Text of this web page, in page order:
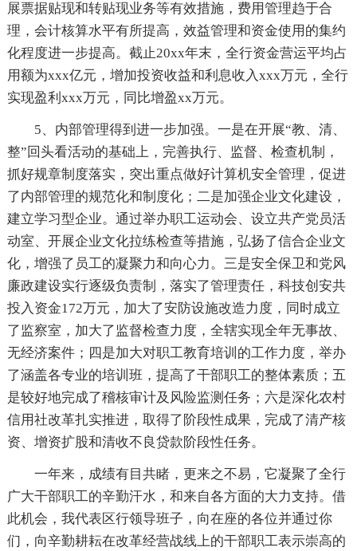
展票据贴现和转贴现业务等有效措施，费用管理趋于合
理，会计核算水平有所提高，效益管理和资金使用的集约
化程度进一步提高。截止20xx年末，全行资金营运平均占
用额为xxx亿元，增加投资收益和利息收入xxx万元，全行
实现盈利xxx万元，同比增盈xx万元。
5、内部管理得到进一步加强。一是在开展“教、清、
整”回头看活动的基础上，完善执行、监督、检查机制，
抓好规章制度落实，突出重点做好计算机安全管理，促进
了内部管理的规范化和制度化；二是加强企业文化建设，
建立学习型企业。通过举办职工运动会、设立共产党员活
动室、开展企业文化拉练检查等措施，弘扬了信合企业文
化，增强了员工的凝聚力和向心力。三是安全保卫和党风
廉政建设实行逐级负责制，落实了管理责任，科技创安共
投入资金172万元，加大了安防设施改造力度，同时成立
了监察室，加大了监督检查力度，全辖实现全年无事故、
无经济案件；四是加大对职工教育培训的工作力度，举办
了涵盖各专业的培训班，提高了干部职工的整体素质；五
是较好地完成了稽核审计及风险监测任务；六是深化农村
信用社改革扎实推进，取得了阶段性成果，完成了清产核
资、增资扩股和清收不良贷款阶段性任务。
一年来，成绩有目共睹，更来之不易，它凝聚了全行
广大干部职工的辛勤汗水，和来自各方面的大力支持。借
此机会，我代表区行领导班子，向在座的各位并通过你
们，向辛勤耕耘在改革经营战线上的干部职工表示崇高的